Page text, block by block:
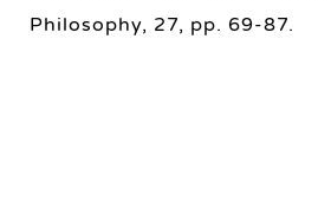
Philosophy, 27, pp. 69-87.